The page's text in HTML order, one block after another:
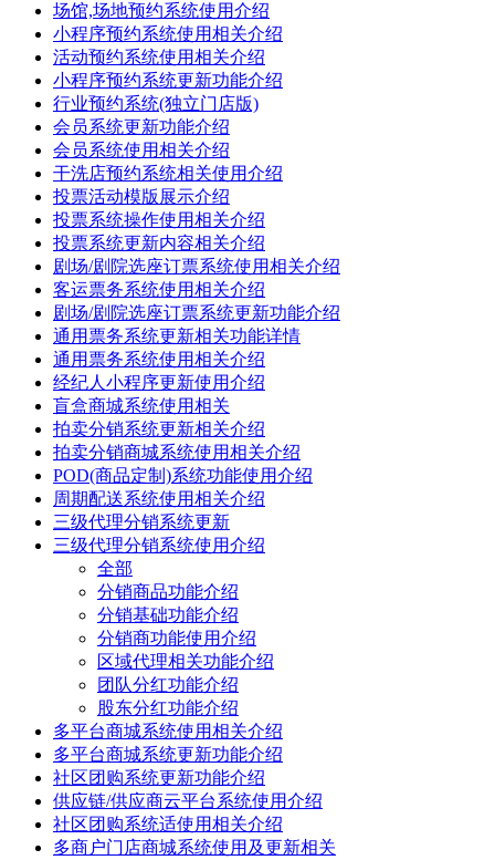
场馆,场地预约系统使用介绍
小程序预约系统使用相关介绍
活动预约系统使用相关介绍
小程序预约系统更新功能介绍
行业预约系统(独立门店版)
会员系统更新功能介绍
会员系统使用相关介绍
干洗店预约系统相关使用介绍
投票活动模版展示介绍
投票系统操作使用相关介绍
投票系统更新内容相关介绍
剧场/剧院选座订票系统使用相关介绍
客运票务系统使用相关介绍
剧场/剧院选座订票系统更新功能介绍
通用票务系统更新相关功能详情
通用票务系统使用相关介绍
经纪人小程序更新使用介绍
盲盒商城系统使用相关
拍卖分销系统更新相关介绍
拍卖分销商城系统使用相关介绍
POD(商品定制)系统功能使用介绍
周期配送系统使用相关介绍
三级代理分销系统更新
三级代理分销系统使用介绍
全部
分销商品功能介绍
分销基础功能介绍
分销商功能使用介绍
区域代理相关功能介绍
团队分红功能介绍
股东分红功能介绍
多平台商城系统使用相关介绍
多平台商城系统更新功能介绍
社区团购系统更新功能介绍
供应链/供应商云平台系统使用介绍
社区团购系统适使用相关介绍
多商户门店商城系统使用及更新相关